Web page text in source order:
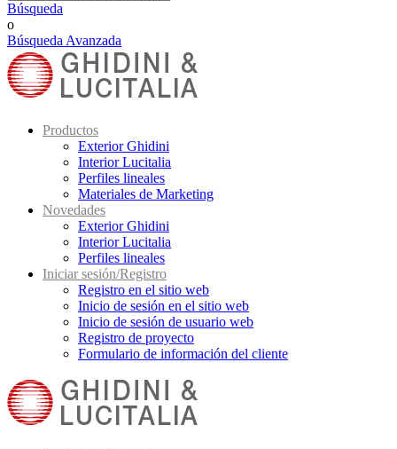
Búsqueda
o
Búsqueda Avanzada
Productos
Exterior Ghidini
Interior Lucitalia
Perfiles lineales
Materiales de Marketing
Novedades
Exterior Ghidini
Interior Lucitalia
Perfiles lineales
Iniciar sesión/Registro
Registro en el sitio web
Inicio de sesión en el sitio web
Inicio de sesión de usuario web
Registro de proyecto
Formulario de información del cliente